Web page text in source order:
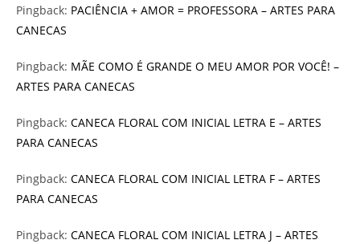
Pingback: PACIÊNCIA + AMOR = PROFESSORA – ARTES PARA
CANECAS
Pingback: MÃE COMO É GRANDE O MEU AMOR POR VOCÊ! –
ARTES PARA CANECAS
Pingback: CANECA FLORAL COM INICIAL LETRA E – ARTES
PARA CANECAS
Pingback: CANECA FLORAL COM INICIAL LETRA F – ARTES
PARA CANECAS
Pingback: CANECA FLORAL COM INICIAL LETRA J – ARTES